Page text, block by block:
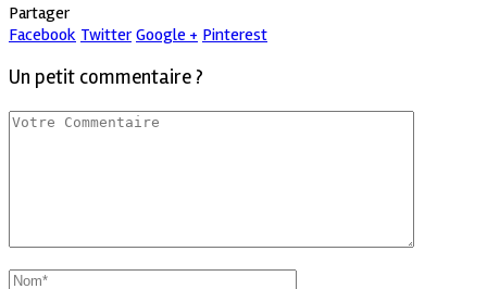
Partager
Facebook Twitter Google + Pinterest
Un petit commentaire ?